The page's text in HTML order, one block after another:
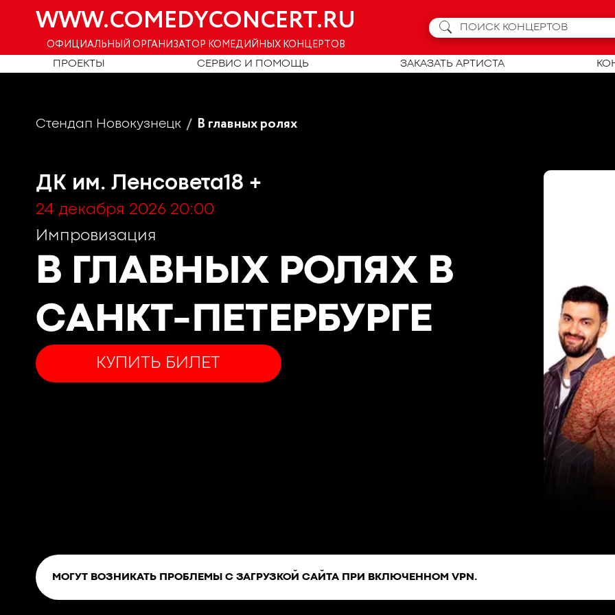
WWW.COMEDYCONCERT.RU
ОФИЦИАЛЬНЫЙ ОРГАНИЗАТОР КОМЕДИЙНЫХ КОНЦЕРТОВ
ПРОЕКТЫ СЕРВИС И ПОМОЩЬ ЗАКАЗАТЬ АРТИСТА
Стендап Новокузнецк В главных ролях
ДК им. Ленсовета18 +
24 декабря 2026 20:00
Импровизация
В ГЛАВНЫХ РОЛЯХ В
САНКТ-ПЕТЕРБУРГЕ
КУПИТЬ БИЛЕТ
МОГУТ ВОЗНИКАТЬ ПРОБЛЕМЫ С ЗАГРУЗКОЙ САЙТА ПРИ ВКЛЮЧЕННОМ VPN.